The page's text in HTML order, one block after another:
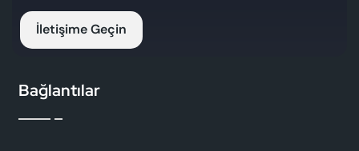
Adres
OSB Mah. 522 Sk. No:15
İletişime Geçin
Bağlantılar